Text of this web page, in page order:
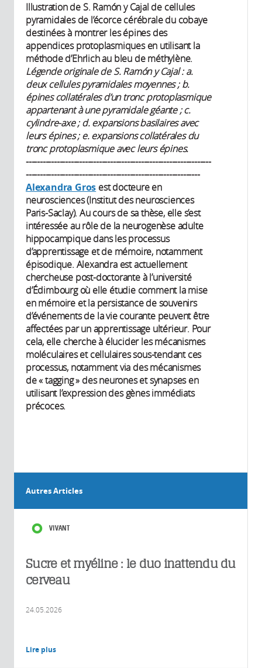
Illustration de S. Ramón y Cajal de cellules
pyramidales de l’écorce cérébrale du cobaye
destinées à montrer les épines des
appendices protoplasmiques en utilisant la
méthode d’Ehrlich au bleu de méthylène.
Légende originale de S. Ramón y Cajal : a.
deux cellules pyramidales moyennes ; b.
épines collatérales d’un tronc protoplasmique
appartenant à une pyramidale géante ; c.
cylindre-axe ; d. expansions basilaires avec
leurs épines ; e. expansions collatérales du
tronc protoplasmique avec leurs épines.
------------------------------------------------------------------
--------------------------------------------------------------
Alexandra Gros est docteure en
neurosciences (Institut des neurosciences
Paris-Saclay). Au cours de sa thèse, elle s’est
intéressée au rôle de la neurogenèse adulte
hippocampique dans les processus
d’apprentissage et de mémoire, notamment
épisodique. Alexandra est actuellement
chercheuse post-doctorante à l’université
d’Édimbourg où elle étudie comment la mise
en mémoire et la persistance de souvenirs
d’événements de la vie courante peuvent être
affectées par un apprentissage ultérieur. Pour
cela, elle cherche à élucider les mécanismes
moléculaires et cellulaires sous-tendant ces
processus, notamment via des mécanismes
de « tagging » des neurones et synapses en
utilisant l’expression des gènes immédiats
précoces.
Autres Articles
VIVANT
Sucre et myéline : le duo inattendu du
cerveau
24.05.2026
Lire plus